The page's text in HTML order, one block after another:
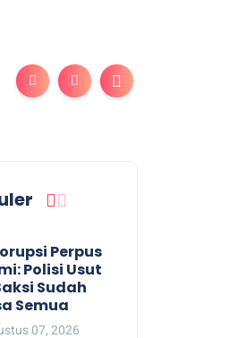
Perpus
Polisi Usut
Sudah
Semua
07, 2026